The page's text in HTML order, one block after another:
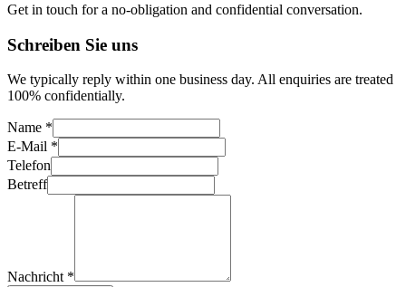
Get in touch for a no-obligation and confidential conversation.
Schreiben Sie uns
We typically reply within one business day. All enquiries are treated
100% confidentially.
Name *
E-Mail *
Telefon
Betreff
Nachricht *